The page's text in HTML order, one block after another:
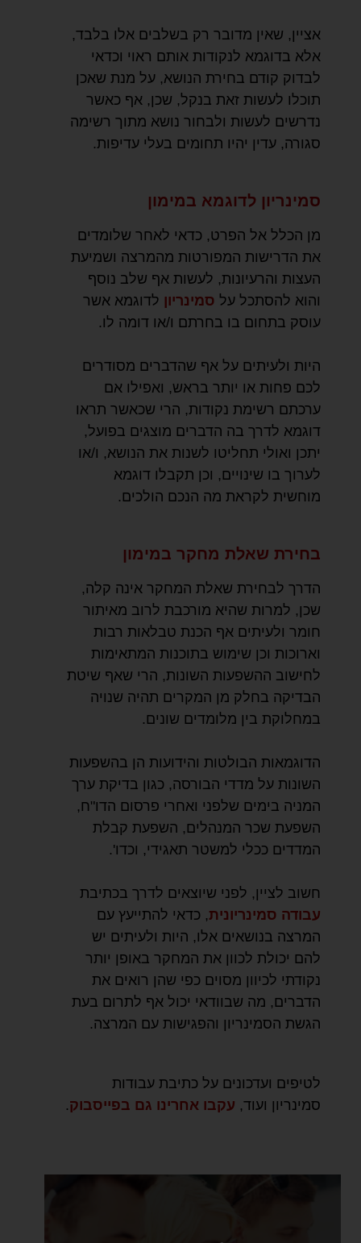
אציין, שאין מדובר רק בשלבים אלו בלבד,
אלא בדוגמא לנקודות אותם ראוי וכדאי
לבדוק קודם בחירת הנושא, על מנת שאכן
תוכלו לעשות זאת בנקל, שכן, אף כאשר
נדרשים לעשות ולבחור נושא מתוך רשימה
סגורה, עדין יהיו תחומים בעלי עדיפות.
סמינריון לדוגמא במימון
מן הכלל אל הפרט, כדאי לאחר שלומדים
את הדרישות המפורטות מהמרצה ושמיעת
העצות והרעיונות, לעשות אף שלב נוסף
והוא להסתכל על סמינריון לדוגמא אשר
עוסק בתחום בו בחרתם ו/או דומה לו.
היות ולעיתים על אף שהדברים מסודרים
לכם פחות או יותר בראש, ואפילו אם
ערכתם רשימת נקודות, הרי שכאשר תראו
דוגמא לדרך בה הדברים מוצגים בפועל,
יתכן ואולי תחליטו לשנות את הנושא, ו/או
לערוך בו שינויים, וכן תקבלו דוגמא
מוחשית לקראת מה הנכם הולכים.
בחירת שאלת מחקר במימון
הדרך לבחירת שאלת המחקר אינה קלה,
שכן, למרות שהיא מורכבת לרוב מאיתור
חומר ולעיתים אף הכנת טבלאות רבות
וארוכות וכן שימוש בתוכנות המתאימות
לחישוב ההשפעות השונות, הרי שאף שיטת
הבדיקה בחלק מן המקרים תהיה שנויה
במחלוקת בין מלומדים שונים.
הדוגמאות הבולטות והידועות הן בהשפעות
השונות על מדדי הבורסה, כגון בדיקת ערך
המניה בימים שלפני ואחרי פרסום הדו"ח,
השפעת שכר המנהלים, השפעת קבלת
המדדים ככלי למשטר תאגידי, וכדו'.
חשוב לציין, לפני שיוצאים לדרך בכתיבת
עבודה סמינריונית, כדאי להתייעץ עם
המרצה בנושאים אלו, היות ולעיתים יש
להם יכולת לכוון את המחקר באופן יותר
נקודתי לכיוון מסוים כפי שהן רואים את
הדברים, מה שבוודאי יכול אף לתרום בעת
הגשת הסמינריון והפגישות עם המרצה.
לטיפים ועדכונים על כתיבת עבודות
סמינריון ועוד, עקבו אחרינו גם בפייסבוק.